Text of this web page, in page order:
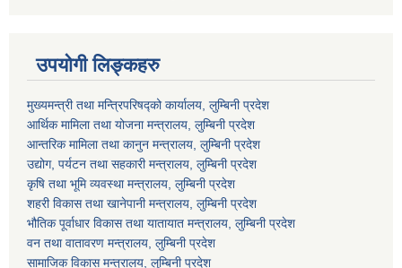
उपयोगी लिङ्कहरु
मुख्यमन्त्री तथा मन्त्रिपरिषद्को कार्यालय, लुम्बिनी प्रदेश
आर्थिक मामिला तथा योजना मन्त्रालय, लुम्बिनी प्रदेश
आन्तरिक मामिला तथा कानुन मन्त्रालय, लुम्बिनी प्रदेश
उद्योग, पर्यटन तथा सहकारी मन्त्रालय, लुम्बिनी प्रदेश
कृषि तथा भूमि व्यवस्था मन्त्रालय, लुम्बिनी प्रदेश
शहरी विकास तथा खानेपानी मन्त्रालय, लुम्बिनी प्रदेश
भौतिक पूर्वाधार विकास तथा यातायात मन्त्रालय, लुम्बिनी प्रदेश
वन तथा वातावरण मन्त्रालय, लुम्बिनी प्रदेश
सामाजिक विकास मन्त्रालय, लुम्बिनी प्रदेश